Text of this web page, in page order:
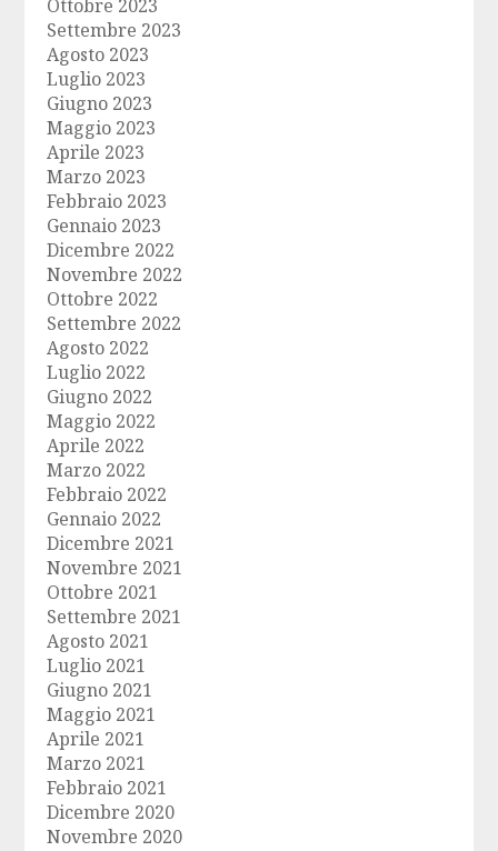
Ottobre 2023
Settembre 2023
Agosto 2023
Luglio 2023
Giugno 2023
Maggio 2023
Aprile 2023
Marzo 2023
Febbraio 2023
Gennaio 2023
Dicembre 2022
Novembre 2022
Ottobre 2022
Settembre 2022
Agosto 2022
Luglio 2022
Giugno 2022
Maggio 2022
Aprile 2022
Marzo 2022
Febbraio 2022
Gennaio 2022
Dicembre 2021
Novembre 2021
Ottobre 2021
Settembre 2021
Agosto 2021
Luglio 2021
Giugno 2021
Maggio 2021
Aprile 2021
Marzo 2021
Febbraio 2021
Dicembre 2020
Novembre 2020